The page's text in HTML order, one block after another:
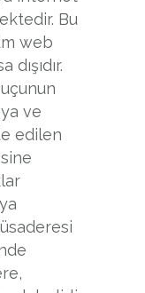
Bu
web
ve
edilen